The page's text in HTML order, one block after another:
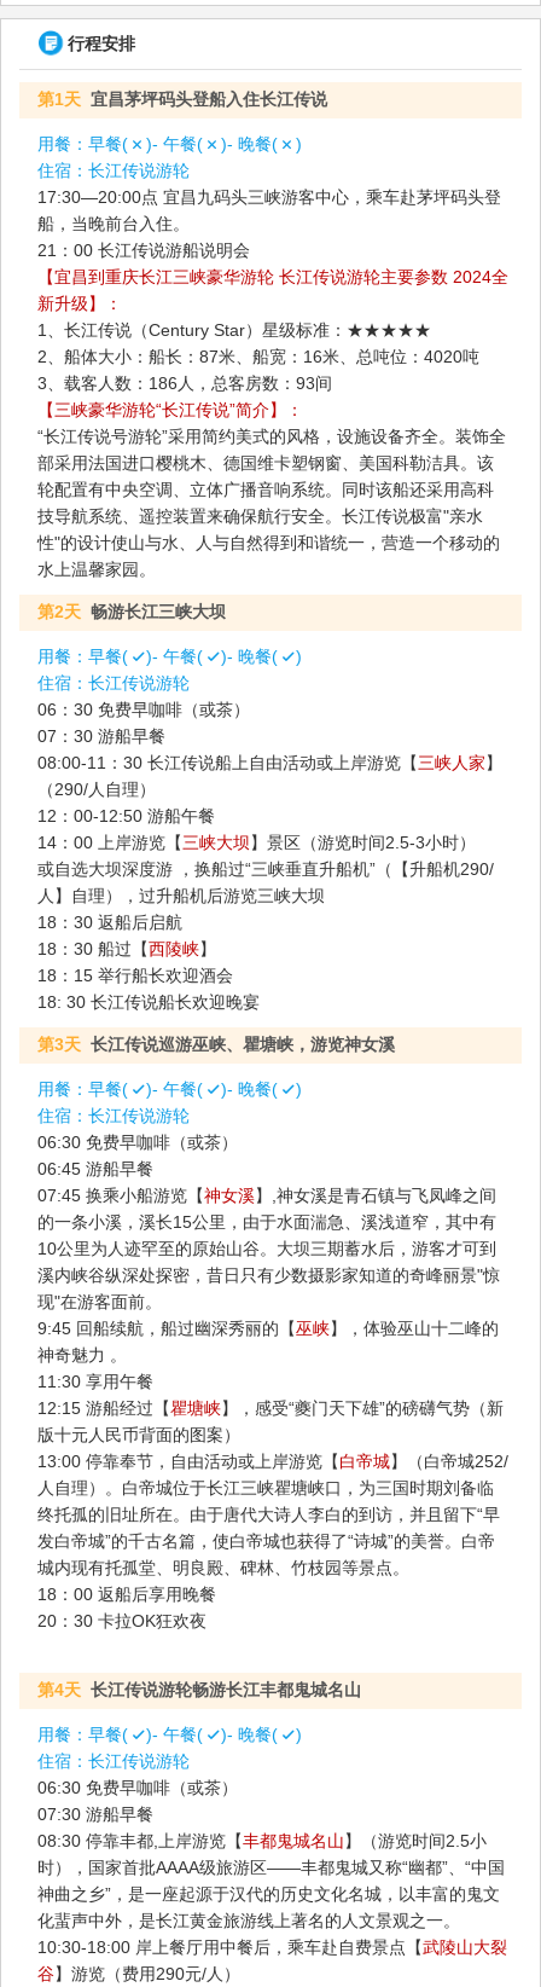
行程安排
第1天 宜昌茅坪码头登船入住长江传说
用餐： 早餐( )- 午餐( )- 晚餐(
)
住宿： 长江传说游轮
17:30—20:00点 宜昌九码头三峡游客中心，乘车赴茅坪码头登
船，当晚前台入住。
21：00 长江传说游船说明会
【宜昌到重庆长江三峡豪华游轮 长江传说游轮主要参数 2024全
新升级】：
1、长江传说（Century Star）星级标准：★★★★★
2、船体大小：船长：87米、船宽：16米、总吨位：4020吨
3、载客人数：186人，总客房数：93间
【三峡豪华游轮“长江传说”简介】：
“长江传说号游轮”采用简约美式的风格，设施设备齐全。装饰全
部采用法国进口樱桃木、德国维卡塑钢窗、美国科勒洁具。该
轮配置有中央空调、立体广播音响系统。同时该船还采用高科
技导航系统、遥控装置来确保航行安全。长江传说极富"亲水
性"的设计使山与水、人与自然得到和谐统一，营造一个移动的
水上温馨家园。
第2天 畅游长江三峡大坝
用餐： 早餐( )- 午餐( )- 晚餐(
)
住宿： 长江传说游轮
06：30 免费早咖啡（或茶）
07：30 游船早餐
08:00-11：30 长江传说船上自由活动或上岸游览【三峡人家】
（290/人自理）
12：00-12:50 游船午餐
14：00 上岸游览【三峡大坝】景区（游览时间2.5-3小时）
或自选大坝深度游 ，换船过“三峡垂直升船机”（【升船机290/
人】自理），过升船机后游览三峡大坝
18：30 返船后启航
18：30 船过【西陵峡】
18：15 举行船长欢迎酒会
18: 30 长江传说船长欢迎晚宴
第3天 长江传说巡游巫峡、瞿塘峡，游览神女溪
用餐： 早餐( )- 午餐( )- 晚餐(
)
住宿： 长江传说游轮
06:30 免费早咖啡（或茶）
06:45 游船早餐
07:45 换乘小船游览【神女溪】,神女溪是青石镇与飞凤峰之间
的一条小溪，溪长15公里，由于水面湍急、溪浅道窄，其中有
10公里为人迹罕至的原始山谷。大坝三期蓄水后，游客才可到
溪内峡谷纵深处探密，昔日只有少数摄影家知道的奇峰丽景"惊
现"在游客面前。
9:45 回船续航，船过幽深秀丽的【巫峡】，体验巫山十二峰的
神奇魅力 。
11:30 享用午餐
12:15 游船经过【瞿塘峡】，感受“夔门天下雄”的磅礴气势（新
版十元人民币背面的图案）
13:00 停靠奉节，自由活动或上岸游览【白帝城】（白帝城252/
人自理）。白帝城位于长江三峡瞿塘峡口，为三国时期刘备临
终托孤的旧址所在。由于唐代大诗人李白的到访，并且留下“早
发白帝城”的千古名篇，使白帝城也获得了“诗城”的美誉。白帝
城内现有托孤堂、明良殿、碑林、竹枝园等景点。
18：00 返船后享用晚餐
20：30 卡拉OK狂欢夜
第4天 长江传说游轮畅游长江丰都鬼城名山
用餐： 早餐( )- 午餐( )- 晚餐(
)
住宿： 长江传说游轮
06:30 免费早咖啡（或茶）
07:30 游船早餐
08:30 停靠丰都,上岸游览【丰都鬼城名山】（游览时间2.5小
时），国家首批AAAA级旅游区——丰都鬼城又称“幽都”、“中国
神曲之乡”，是一座起源于汉代的历史文化名城，以丰富的鬼文
化蜚声中外，是长江黄金旅游线上著名的人文景观之一。
10:30-18:00 岸上餐厅用中餐后，乘车赴自费景点【武陵山大裂
谷】游览（费用290元/人）